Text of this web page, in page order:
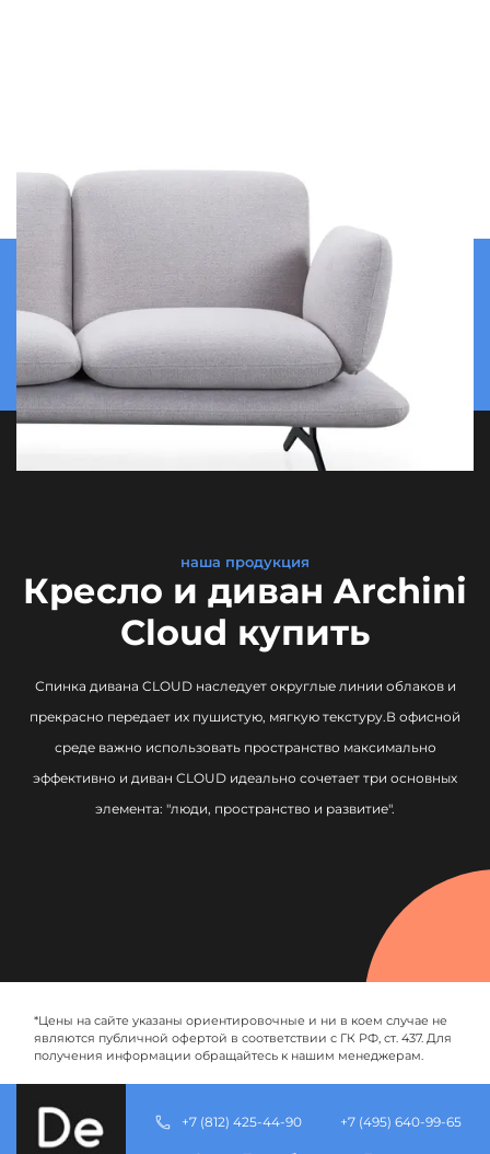
наша продукция
Кресло и диван Archini
Cloud купить
Спинка дивана CLOUD наследует округлые линии облаков и
прекрасно передает их пушистую, мягкую текстуру.В офисной
среде важно использовать пространство максимально
эффективно и диван CLOUD идеально сочетает три основных
элемента: "люди, пространство и развитие".
*Цены на сайте указаны ориентировочные и ни в коем случае не
являются публичной офертой в соответствии с ГК РФ, ст. 437. Для
получения информации обращайтесь к нашим менеджерам.
+7 (812) 425-44-90 +7 (495) 640-99-65